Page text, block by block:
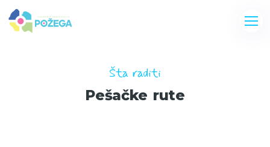
Šta raditi
Pešačke rute